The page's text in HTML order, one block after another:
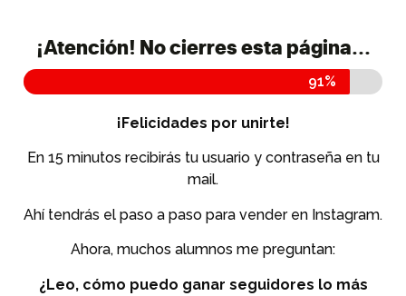
¡Atención! No cierres esta página...
91%
¡Felicidades por unirte!
En 15 minutos recibirás tu usuario y contraseña en tu
mail.
Ahí tendrás el paso a paso para vender en Instagram.
Ahora, muchos alumnos me preguntan:
¿Leo, cómo puedo ganar seguidores lo más